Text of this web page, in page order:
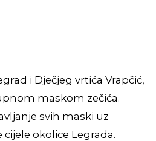
i Dječjeg vrtića Vrapčić,
maskom zečića.
svih maski uz
okolice Legrada.